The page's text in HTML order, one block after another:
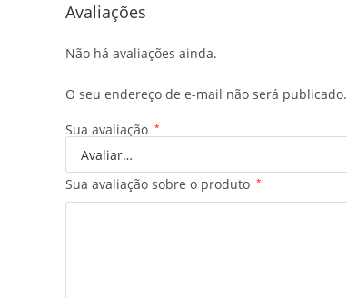
Avaliações
Não há avaliações ainda.
O seu endereço de e-mail não será publicado.
Sua avaliação *
Sua avaliação sobre o produto *